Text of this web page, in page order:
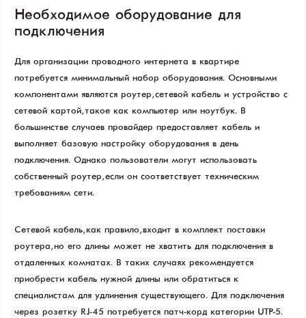
Необходимое оборудование для
подключения
Для организации проводного интернета в квартире
потребуется минимальный набор оборудования. Основными
компонентами являются роутер, сетевой кабель и устройство с
сетевой картой, такое как компьютер или ноутбук. В
большинстве случаев провайдер предоставляет кабель и
выполняет базовую настройку оборудования в день
подключения. Однако пользователи могут использовать
собственный роутер, если он соответствует техническим
требованиям сети.
Сетевой кабель, как правило, входит в комплект поставки
роутера, но его длины может не хватить для подключения в
отдаленных комнатах. В таких случаях рекомендуется
приобрести кабель нужной длины или обратиться к
специалистам для удлинения существующего. Для подключения
через розетку RJ-45 потребуется патч-корд категории UTP-5.